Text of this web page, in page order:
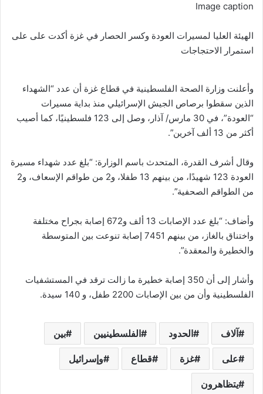
Image caption
الهيئة العليا لمسيرات العودة وكسر الحصار في غزة أكدت على على
استمرار الاحتجاجات
وأعلنت وزارة الصحة الفلسطينية في قطاع غزة أن عدد “الشهداء
الذين سقطوا برصاص الجيش الإسرائيلي منذ بداية مسيرات
“العودة”، في 30 مارس/ آذار، وصل إلى 123 فلسطينيًا، كما أصيب
أكثر من 13 ألف آخرين”.
وقال أشرف القدرة، المتحدث باسم الوزارة: “بلغ عدد شهداء مسيرة
العودة 123 شهيدًا، من بينهم 13 طفلا، و2 من طواقم الإسعاف، و2
من الطواقم الصحفية”.
وأضاف: “بلغ عدد الإصابات 13 ألف و672 إصابة بجراح مختلفة
واختناق بالغاز، من بينهم 7451 إصابة تنوعت بين المتوسطة
والخطيرة والمعقدة”.
وأشار إلى أن 350 إصابة خطيرة ما زالت ترقد في المستشفيات
الفلسطينية وأن من بين الإصابات 2200 طفل، و 140 سيدة.
آلاف الحدود الفلسطينيين بين
على غزة قطاع وإسرائيل
يتظاهرون